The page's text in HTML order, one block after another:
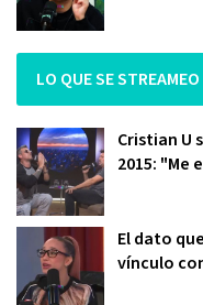
LO QUE SE STREAMEO
Cristian U
2015: "Me
El dato
vínculo